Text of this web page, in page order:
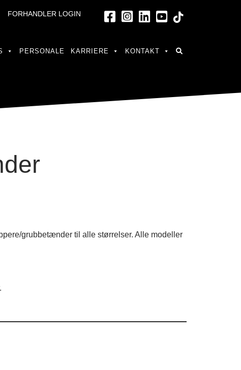
FORHANDLER LOGIN
PERSONALE KARRIERE KONTAKT
grubbetænder til alle størrelser. Alle modeller